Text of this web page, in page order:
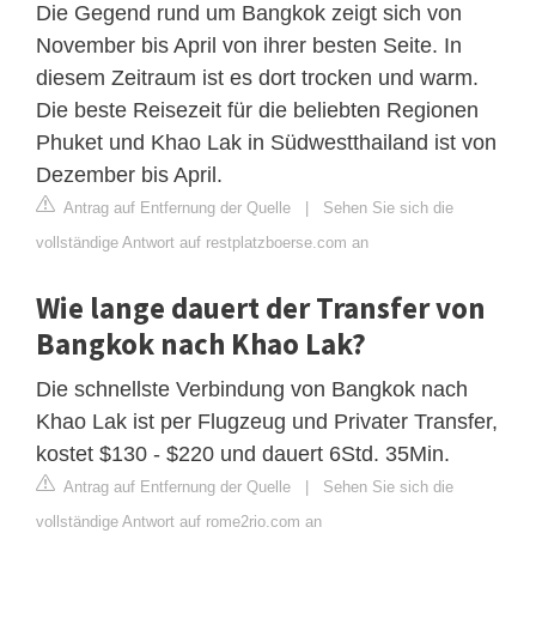
Die Gegend rund um Bangkok zeigt sich von
November bis April von ihrer besten Seite. In
diesem Zeitraum ist es dort trocken und warm.
Die beste Reisezeit für die beliebten Regionen
Phuket und Khao Lak in Südwestthailand ist von
Dezember bis April.
Antrag auf Entfernung der Quelle
Sehen Sie sich die
vollständige Antwort auf restplatzboerse.com an
Wie lange dauert der Transfer von
Bangkok nach Khao Lak?
Die schnellste Verbindung von Bangkok nach
Khao Lak ist per Flugzeug und Privater Transfer,
kostet $130 - $220 und dauert 6Std. 35Min.
Antrag auf Entfernung der Quelle
Sehen Sie sich die
vollständige Antwort auf rome2rio.com an